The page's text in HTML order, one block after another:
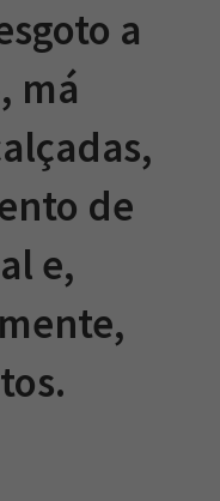
a
má
de
e,